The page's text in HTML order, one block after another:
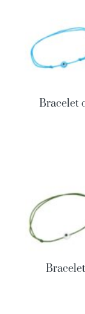
Bracelet